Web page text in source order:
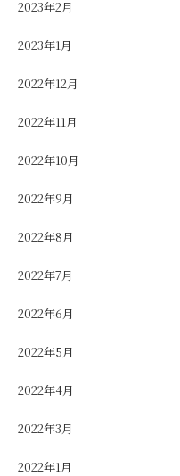
2023年2月
2023年1月
2022年12月
2022年11月
2022年10月
2022年9月
2022年8月
2022年7月
2022年6月
2022年5月
2022年4月
2022年3月
2022年1月